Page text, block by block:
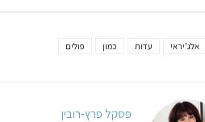
אלג'יראי עדות כמון פולים
פסקל פרץ-רובין